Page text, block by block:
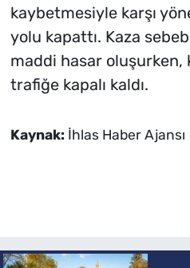
kaybetmesiyle karşı
yolu kapattı. Kaza
maddi hasar oluşurken,
trafiğe kapalı kaldı.
Kaynak: İhlas Haber Ajansı